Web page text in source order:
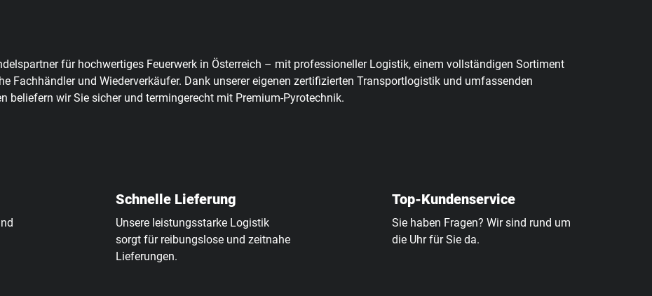
für hochwertiges Feuerwerk in Österreich – mit professioneller Logistik, einem vollständigen Sortiment
Fachhändler und Wiederverkäufer. Dank unserer eigenen zertifizierten Transportlogistik und umfassenden
beliefern wir Sie sicher und termingerecht mit Premium-Pyrotechnik.
Schnelle Lieferung
Unsere leistungsstarke Logistik
sorgt für reibungslose und zeitnahe
Lieferungen.
Top-Kundenservice
Sie haben Fragen? Wir sind rund um
die Uhr für Sie da.